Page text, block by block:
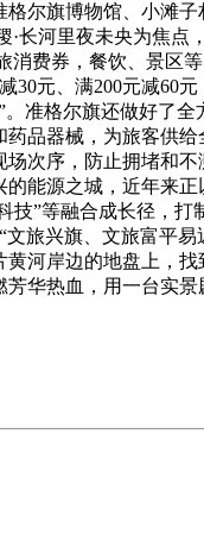
尔旗博物馆、小滩
河里夜未央为焦
券，餐饮、景区
元、满200元减60
准格尔旗还做好了
品器械，为旅客供
次序，防止拥堵和
能源之城，近年来
”等融合成长径，
旅兴旗、文旅富平
河岸边的地盘上，
华热血，用一台实